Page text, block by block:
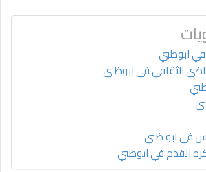
في ابوظبي
الثقافي في ابوظبي
في ابو ظبي
القدم في ابوظبي